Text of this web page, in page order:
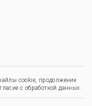
cookie, продолжение
с обработкой данных.